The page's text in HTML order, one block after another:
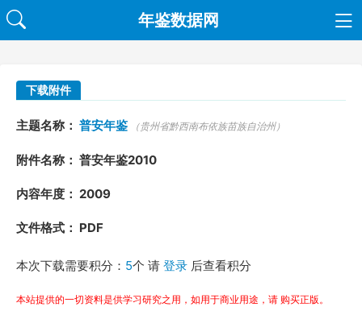
年鉴数据网
下载附件
主题名称： 普安年鉴 （贵州省黔西南布依族苗族自治州）
附件名称： 普安年鉴2010
内容年度： 2009
文件格式： PDF
本次下载需要积分： 5个 请 登录 后查看积分
本站提供的一切资料是供学习研究之用，如用于商业用途，请 购买正版。